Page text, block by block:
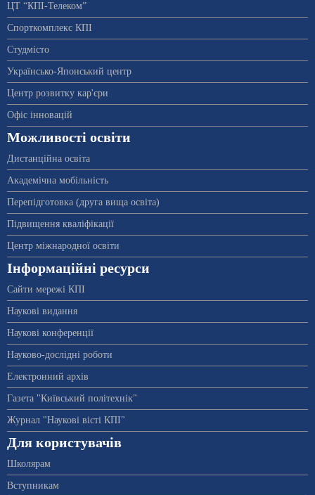
ЦТ “КПІ-Телеком”
Спорткомплекс КПІ
Студмісто
Українсько-Японський центр
Центр розвитку кар'єри
Офіс інновацій
Можливості освіти
Дистанційна освіта
Академічна мобільність
Перепідготовка (друга вища освіта)
Підвищення кваліфікації
Центр міжнародної освіти
Інформаційні ресурси
Сайти мережі КПІ
Наукові видання
Наукові конференції
Науково-дослідні роботи
Електронний архів
Газета "Київський політехнік"
Журнал "Наукові вісті КПІ"
Для користувачів
Школярам
Вступникам